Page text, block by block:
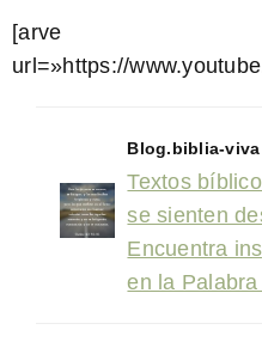
[arve
url=»https://
Blog.biblia-viva
Textos
se sienten
Encuentra
en la